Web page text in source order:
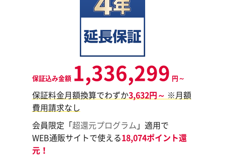
保証込み金額 1,336,299 円～
保証料金月額換算でわずか3,632円～ ※月額
費用請求なし
会員限定「超還元プログラム 」適用で
WEB通販サイトで使える18,074ポイント還
元！